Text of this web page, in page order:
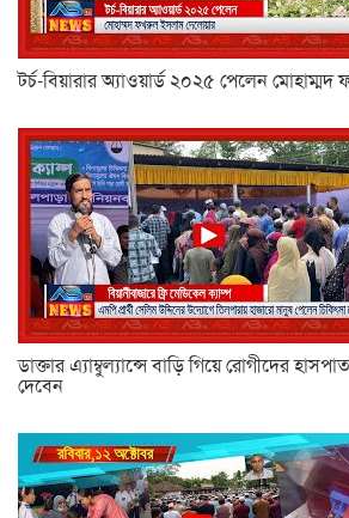
টর্চ-বিয়ারার অ্যাওয়ার্ড ২০২৫ পেলেন
ডাক্তার এ্যাম্বুল্যান্সে বাড়ি গিয়ে রোগীদের
দেবেন